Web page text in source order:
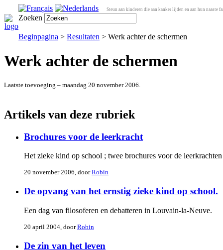
Steun aan kinderen die aan kanker lijden en aan hun naaste
Zoeken
Beginpagina > Resultaten > Werk achter de schermen
Werk achter de schermen
Laatste toevoeging – maandag 20 november 2006.
Artikels van deze rubriek
Brochures voor de leerkracht
Het zieke kind op school ; twee brochures voor de
20 november 2006, doorRobin
De opvang van het ernstig zieke kind op school.
Een dag van filosoferen en debatteren in Louvain-la-Neuve.
20 april 2004, doorRobin
De zin van het leven